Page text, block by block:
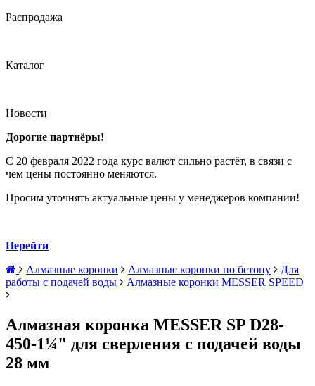
Распродажа
Каталог
Новости
Дорогие партнёры!
С 20 февраля 2022 года курс валют сильно растёт, в связи с
чем цены постоянно меняются.
Просим уточнять актуальные цены у менеджеров компании!
Перейти
Алмазные коронки
Алмазные коронки по бетону
Для
работы с подачей воды
Алмазные коронки MESSER SPEED
Алмазная коронка MESSER SP D28-
450-1¼" для сверления с подачей воды
28 мм